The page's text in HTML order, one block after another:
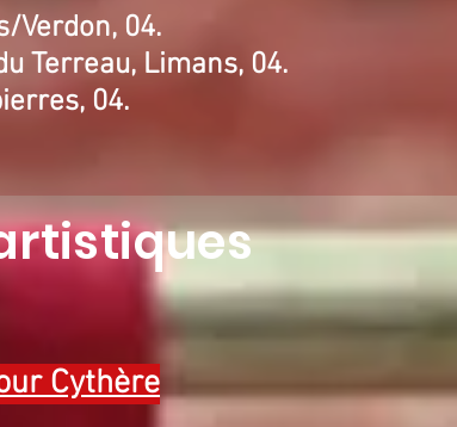
Verdon, 04.
Terreau, Limans, 04.
04.
Cythère